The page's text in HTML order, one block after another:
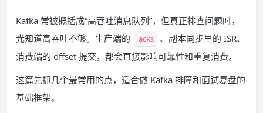
Kafka 常被概括成“高吞吐消息队列”，但真正排查问题时，
光知道高吞吐不够。生产端的
acks
、副本同步里的 ISR、
消费端的 offset 提交，都会直接影响可靠性和重复消费。
这篇先抓几个最常用的点，适合做 Kafka 排障和面试复盘的
基础框架。